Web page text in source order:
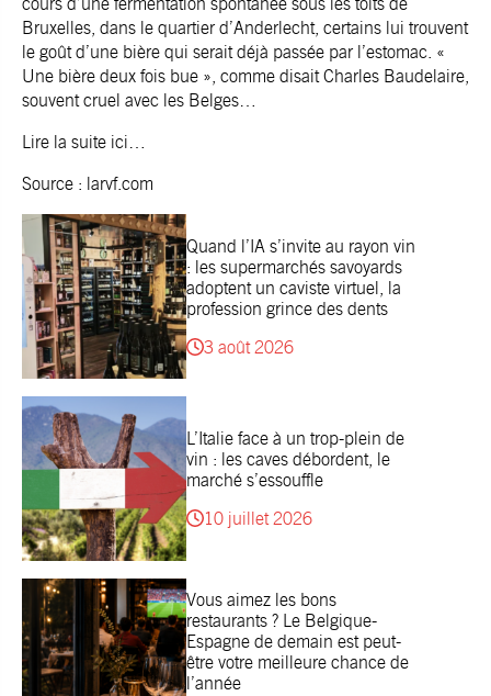
cours d’une fermentation spontanée sous les toits de
Bruxelles, dans le quartier d’Anderlecht, certains lui trouvent
le goût d’une bière qui serait déjà passée par l’estomac. «
Une bière deux fois bue », comme disait Charles Baudelaire,
souvent cruel avec les Belges…
Lire la suite ici…
Source : larvf.com
Quand l’IA s’invite au rayon vin
: les supermarchés savoyards
adoptent un caviste virtuel, la
profession grince des dents
3 août 2026
L’Italie face à un trop-plein de
vin : les caves débordent, le
marché s’essouffle
10 juillet 2026
Vous aimez les bons
restaurants ? Le Belgique-
Espagne de demain est peut-
être votre meilleure chance de
l’année